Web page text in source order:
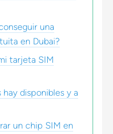
una
en Dubai?
tarjeta SIM
disponibles y a
un chip SIM en